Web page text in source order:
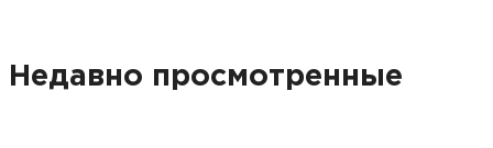
Недавно просмотренные